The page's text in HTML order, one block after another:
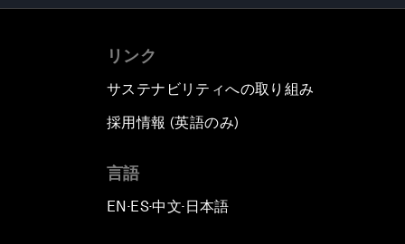
リンク
サステナビリティへの取り組み
採用情報 (英語のみ)
言語
EN ▪ES▪中文▪ 日本語